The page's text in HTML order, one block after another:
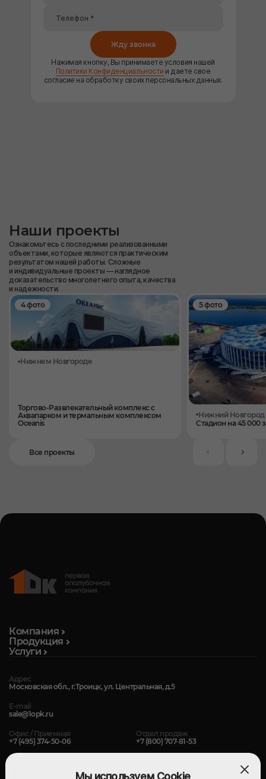
Жду звонка
Нажимая кнопку, Вы принимаете условия нашей
Политики Конфиденциальности и даете свое
согласие на обработку своих персональных данных.
Наши проекты
Ознакомьтесь с последними реализованными
объектами, которые являются практическим
результатом нашей работы. Сложные
и индивидуальные проекты — наглядное
доказательство многолетнего опыта, качества
и надежности.
Все проекты
Нижнем Новгороде
Торгово-Развлекательный комплекс с
Аквапарком и термальным комплексом
Oceanis
4 фото
Нижний Новгород
Стадион на 45 000
5 фото
Компания
Продукция
Услуги
Адрес
Московская обл., г.Троицк, ул. Центральная, д.5
E-mail
sale@1opk.ru
Офис / Приемная
+7 (495) 374-50-06
Отдел продаж
+7 (800) 707-81-53
Мы используем Cookie